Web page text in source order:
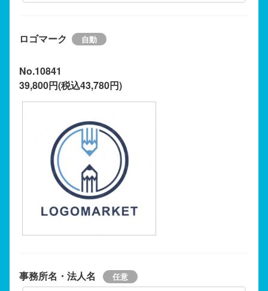
ロゴマーク
No.10841
39,800円(税込43,780円)
事務所名・法人名